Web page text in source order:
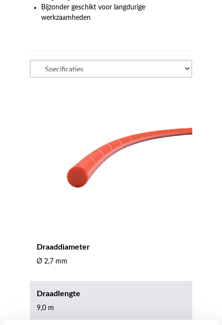
Bijzonder geschikt voor langdurige
werkzaamheden
Draaddiameter
Ø 2,7 mm
Draadlengte
9,0 m